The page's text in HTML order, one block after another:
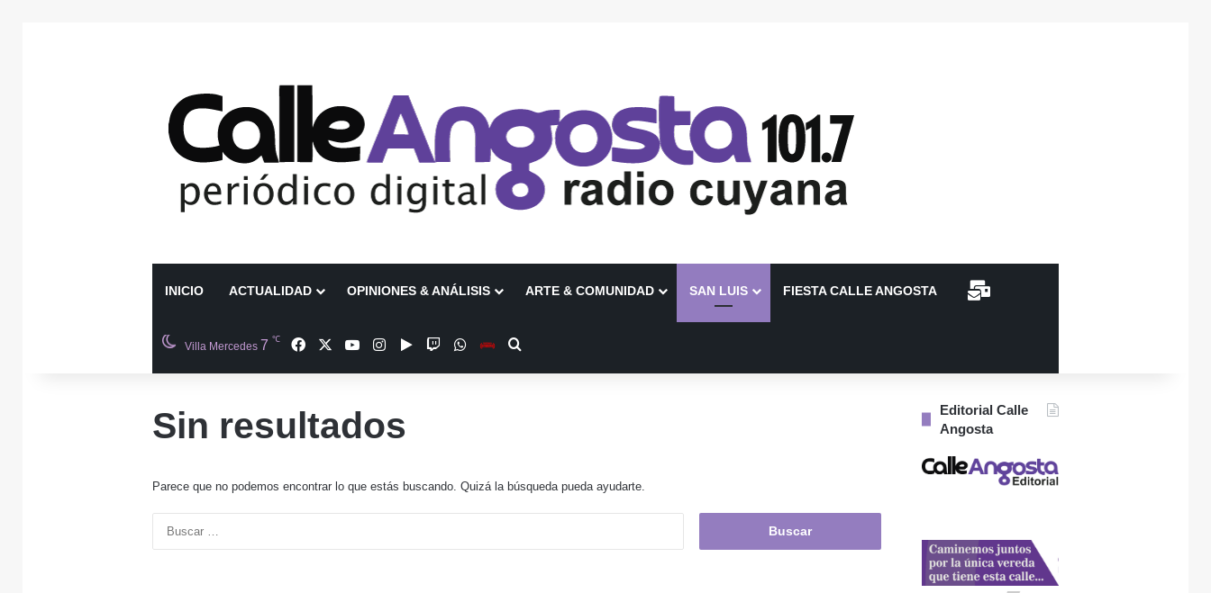
INICIO ACTUALIDAD OPINIONES & ANÁLISIS ARTE & COMUNIDAD SAN LUIS FIESTA CALLE ANGOSTA CONTACTO
Villa Mercedes 7 ℃ FacebookYouTubeInstagramGoogle Play
TwitchWhatsAppEscuchanos en Vivo
Sin resultados
Parece que no podemos encontrar lo que estás buscando. Quizá la búsqueda pueda ayudarte.
Editorial Calle
Angosta